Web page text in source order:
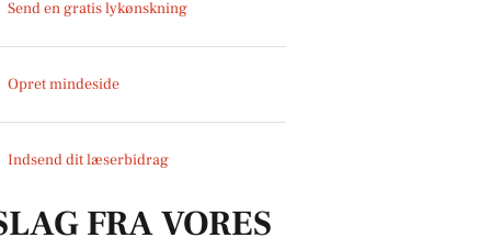
Send en gratis lykønskning
Opret mindeside
Indsend dit læserbidrag
FRA VORES